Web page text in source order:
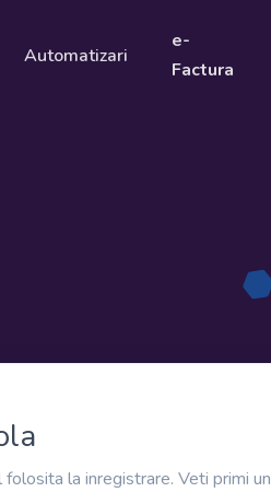
Automatizari
e-
Factura
la inregistrare. Veti primi un